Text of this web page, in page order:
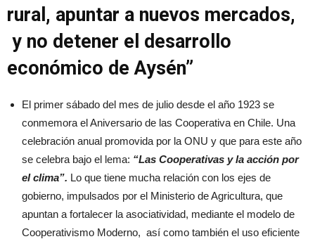
rural, apuntar a nuevos mercados,
y no detener el desarrollo
económico de Aysén”
El primer sábado del mes de julio desde el año 1923 se
conmemora el Aniversario de las Cooperativa en Chile. Una
celebración anual promovida por la ONU y que para este año
se celebra bajo el lema: “Las Cooperativas y la acción por
el clima”. Lo que tiene mucha relación con los ejes de
gobierno, impulsados por el Ministerio de Agricultura, que
apuntan a fortalecer la asociatividad, mediante el modelo de
Cooperativismo Moderno, así como también el uso eficiente